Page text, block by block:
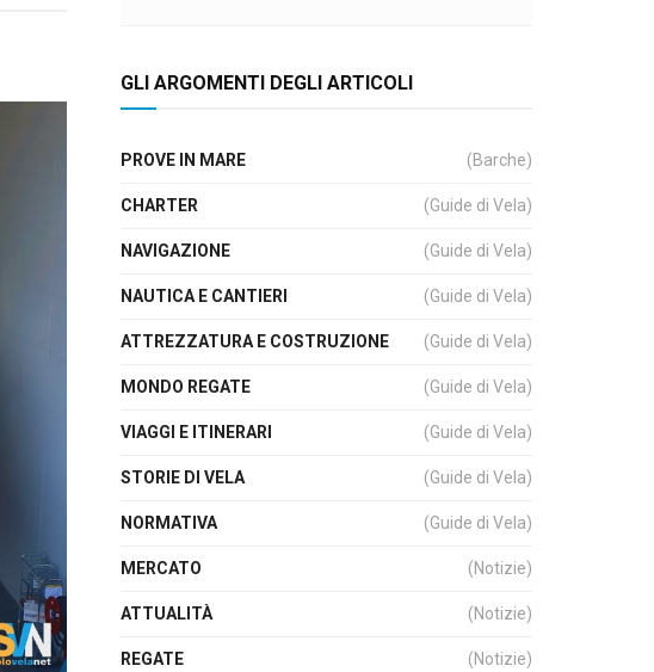
GLI ARGOMENTI DEGLI ARTICOLI
PROVE IN MARE (Barche)
CHARTER (Guide di Vela)
NAVIGAZIONE (Guide di Vela)
NAUTICA E CANTIERI (Guide di Vela)
ATTREZZATURA E COSTRUZIONE (Guide di Vela)
MONDO REGATE (Guide di Vela)
VIAGGI E ITINERARI (Guide di Vela)
STORIE DI VELA (Guide di Vela)
NORMATIVA (Guide di Vela)
MERCATO (Notizie)
ATTUALITÀ (Notizie)
REGATE (Notizie)